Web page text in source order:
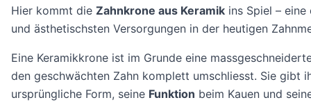
Hier kommt die Zahnkrone aus Keramik ins Spiel –
und ästhetischsten Versorgungen in der heutigen
Eine Keramikkrone ist im Grunde eine
den geschwächten Zahn komplett umschliesst. Sie gibt
ursprüngliche Form, seine Funktion beim Kauen und